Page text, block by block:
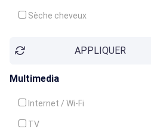
Sèche cheveux
APPLIQUER
Multimedia
Internet / Wi-Fi
TV